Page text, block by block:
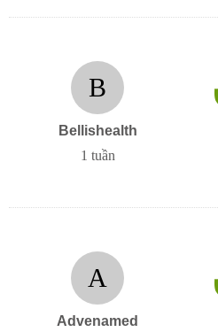
B
Bellishealth
1 tuần
A
Advenamed